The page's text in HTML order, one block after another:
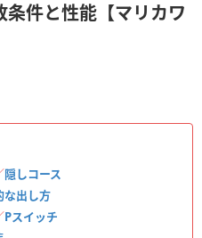
条件と性能【マリカワ
隠しコース
な出し方
Pスイッチ